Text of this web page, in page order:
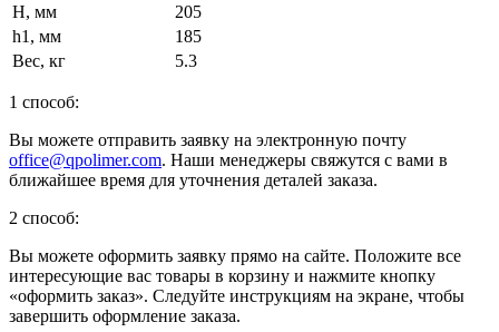
H, мм
205
h1, мм
185
Вес, кг
5.3
1 способ:
Вы можете отправить заявку на электронную почту
office@qpolimer.com. Наши менеджеры свяжутся с вами в
ближайшее время для уточнения деталей заказа.
2 способ:
Вы можете оформить заявку прямо на сайте. Положите все
интересующие вас товары в корзину и нажмите кнопку
«оформить заказ». Следуйте инструкциям на экране, чтобы
завершить оформление заказа.